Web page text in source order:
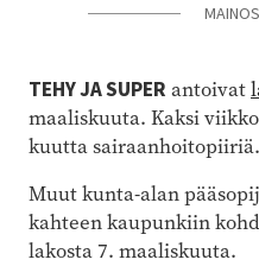
TEHY JA SUPER antoivat
maaliskuuta. Kaksi
kuutta
Muut kunta-alan
kahteen kaupunkiin
lakosta 7. maaliskuuta.